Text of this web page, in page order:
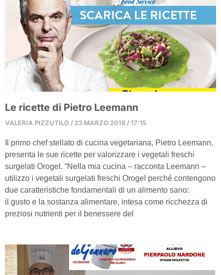
Le ricette di Pietro Leemann
VALERIA PIZZUTILO 23 MARZO 2018 17:15
Il primo chef stellato di cucina vegetariana, Pietro Leemann,
presenta le sue ricette per valorizzare i vegetali freschi
surgelati Orogel. “Nella mia cucina – racconta Leemann –
utilizzo i vegetali surgelati freschi Orogel perché contengono
due caratteristiche fondamentali di un alimento sano:
il gusto e la sostanza alimentare, intesa come ricchezza di
preziosi nutrienti per il benessere del